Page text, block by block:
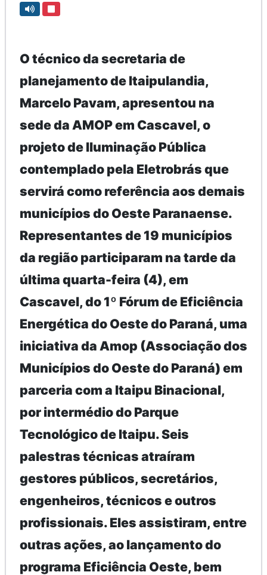
O técnico da secretaria de
planejamento de Itaipulandia,
Marcelo Pavam, apresentou na
sede da AMOP em Cascavel, o
projeto de Iluminação Pública
contemplado pela Eletrobrás que
servirá como referência aos demais
municípios do Oeste Paranaense.
Representantes de 19 municípios
da região participaram na tarde da
última quarta-feira (4), em
Cascavel, do 1º Fórum de Eficiência
Energética do Oeste do Paraná, uma
iniciativa da Amop (Associação dos
Municípios do Oeste do Paraná) em
parceria com a Itaipu Binacional,
por intermédio do Parque
Tecnológico de Itaipu. Seis
palestras técnicas atraíram
gestores públicos, secretários,
engenheiros, técnicos e outros
profissionais. Eles assistiram, entre
outras ações, ao lançamento do
programa Eficiência Oeste, bem